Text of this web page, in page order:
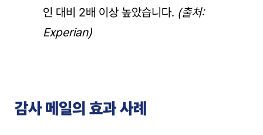
인 대비 2배 이상 높았습니다. (출처:
Experian)
감사 메일의 효과 사례